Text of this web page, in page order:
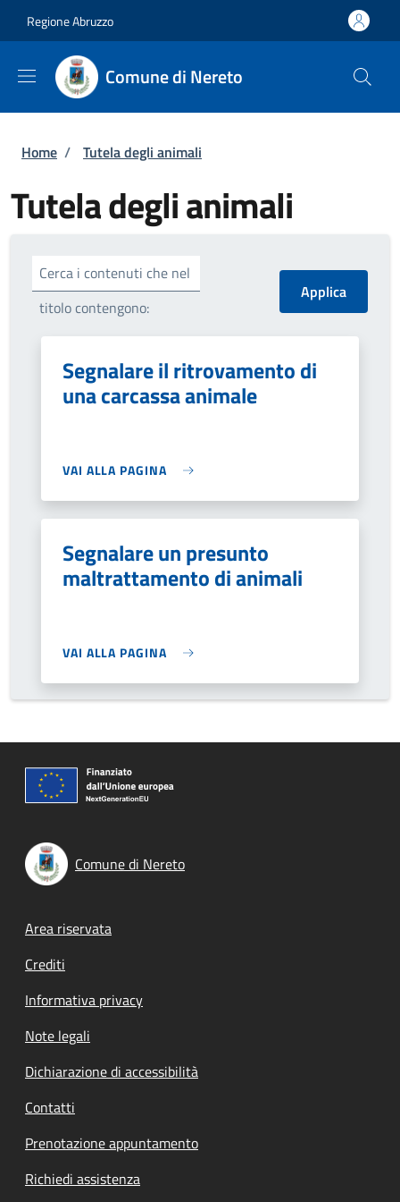
Regione Abruzzo
Comune di Nereto
Briciole di pane
Home / Tutela degli animali
Tutela degli animali
Cerca i contenuti che nel
titolo contengono:
Segnalare il ritrovamento di
una carcassa animale
VAI ALLA PAGINA
Segnalare un presunto
maltrattamento di animali
VAI ALLA PAGINA
Comune di Nereto
Footer menu
Area riservata
Crediti
Informativa privacy
Note legali
Dichiarazione di accessibilità
Contatti
Prenotazione appuntamento
Richiedi assistenza